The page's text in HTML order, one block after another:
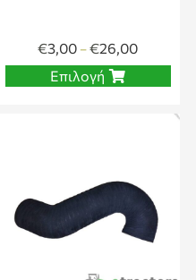
€3,00 –€26,00
Επιλογή